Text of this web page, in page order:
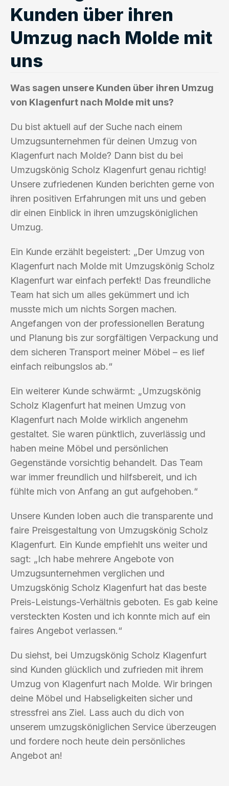
Kunden über ihren
Umzug nach Molde mit
uns
Was sagen unsere Kunden über ihren Umzug
von Klagenfurt nach Molde mit uns?
Du bist aktuell auf der Suche nach einem
Umzugsunternehmen für deinen Umzug von
Klagenfurt nach Molde? Dann bist du bei
Umzugskönig Scholz Klagenfurt genau richtig!
Unsere zufriedenen Kunden berichten gerne von
ihren positiven Erfahrungen mit uns und geben
dir einen Einblick in ihren umzugsköniglichen
Umzug.
Ein Kunde erzählt begeistert: „Der Umzug von
Klagenfurt nach Molde mit Umzugskönig Scholz
Klagenfurt war einfach perfekt! Das freundliche
Team hat sich um alles gekümmert und ich
musste mich um nichts Sorgen machen.
Angefangen von der professionellen Beratung
und Planung bis zur sorgfältigen Verpackung und
dem sicheren Transport meiner Möbel – es lief
einfach reibungslos ab.“
Ein weiterer Kunde schwärmt: „Umzugskönig
Scholz Klagenfurt hat meinen Umzug von
Klagenfurt nach Molde wirklich angenehm
gestaltet. Sie waren pünktlich, zuverlässig und
haben meine Möbel und persönlichen
Gegenstände vorsichtig behandelt. Das Team
war immer freundlich und hilfsbereit, und ich
fühlte mich von Anfang an gut aufgehoben.“
Unsere Kunden loben auch die transparente und
faire Preisgestaltung von Umzugskönig Scholz
Klagenfurt. Ein Kunde empfiehlt uns weiter und
sagt: „Ich habe mehrere Angebote von
Umzugsunternehmen verglichen und
Umzugskönig Scholz Klagenfurt hat das beste
Preis-Leistungs-Verhältnis geboten. Es gab keine
versteckten Kosten und ich konnte mich auf ein
faires Angebot verlassen.“
Du siehst, bei Umzugskönig Scholz Klagenfurt
sind Kunden glücklich und zufrieden mit ihrem
Umzug von Klagenfurt nach Molde. Wir bringen
deine Möbel und Habseligkeiten sicher und
stressfrei ans Ziel. Lass auch du dich von
unserem umzugsköniglichen Service überzeugen
und fordere noch heute dein persönliches
Angebot an!